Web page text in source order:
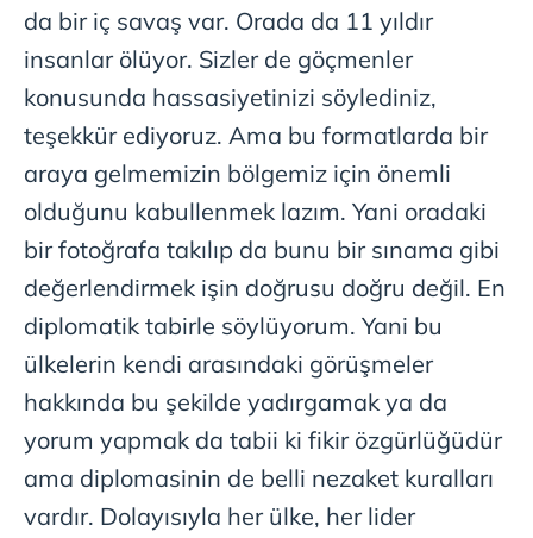
da bir iç savaş var. Orada da 11 yıldır
insanlar ölüyor. Sizler de göçmenler
konusunda hassasiyetinizi söylediniz,
teşekkür ediyoruz. Ama bu formatlarda bir
araya gelmemizin bölgemiz için önemli
olduğunu kabullenmek lazım. Yani oradaki
bir fotoğrafa takılıp da bunu bir sınama gibi
değerlendirmek işin doğrusu doğru değil. En
diplomatik tabirle söylüyorum. Yani bu
ülkelerin kendi arasındaki görüşmeler
hakkında bu şekilde yadırgamak ya da
yorum yapmak da tabii ki fikir özgürlüğüdür
ama diplomasinin de belli nezaket kuralları
vardır. Dolayısıyla her ülke, her lider